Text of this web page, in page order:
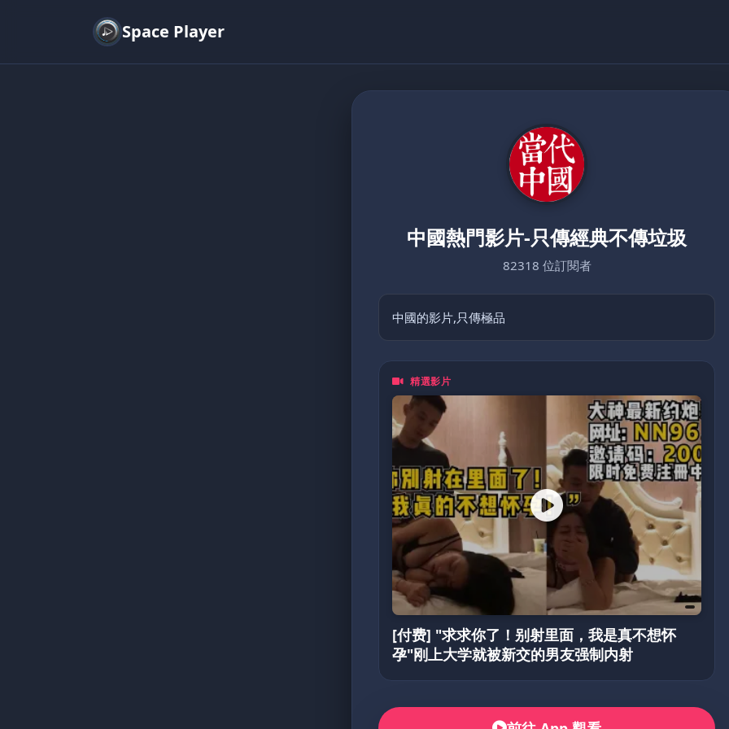
Space Player
中國熱門影片-只傳經典不傳垃圾
82318 位訂閱者
中國的影片,只傳極品
精選影片
[付费] "求求你了！别射里面，我是真不想怀
孕"刚上大学就被新交的男友强制内射